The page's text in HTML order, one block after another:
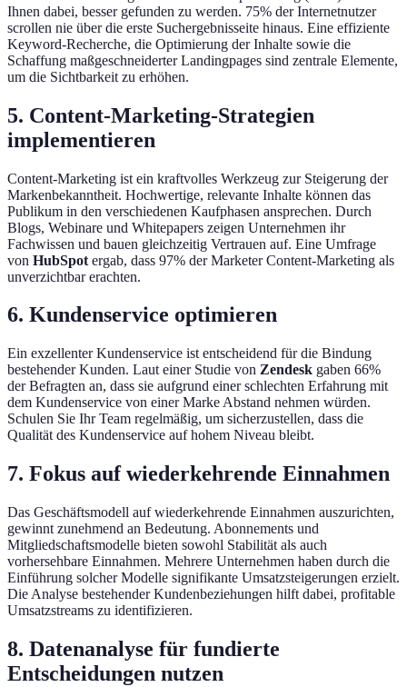
Ihnen dabei, besser gefunden zu werden. 75% der Internetnutzer
scrollen nie über die erste Suchergebnisseite hinaus. Eine effiziente
Keyword-Recherche, die Optimierung der Inhalte sowie die
Schaffung maßgeschneiderter Landingpages sind zentrale Elemente,
um die Sichtbarkeit zu erhöhen.
5. Content-Marketing-Strategien
implementieren
Content-Marketing ist ein kraftvolles Werkzeug zur Steigerung der
Markenbekanntheit. Hochwertige, relevante Inhalte können das
Publikum in den verschiedenen Kaufphasen ansprechen. Durch
Blogs, Webinare und Whitepapers zeigen Unternehmen ihr
Fachwissen und bauen gleichzeitig Vertrauen auf. Eine Umfrage
von HubSpot ergab, dass 97% der Marketer Content-Marketing als
unverzichtbar erachten.
6. Kundenservice optimieren
Ein exzellenter Kundenservice ist entscheidend für die Bindung
bestehender Kunden. Laut einer Studie von Zendesk gaben 66%
der Befragten an, dass sie aufgrund einer schlechten Erfahrung mit
dem Kundenservice von einer Marke Abstand nehmen würden.
Schulen Sie Ihr Team regelmäßig, um sicherzustellen, dass die
Qualität des Kundenservice auf hohem Niveau bleibt.
7. Fokus auf wiederkehrende Einnahmen
Das Geschäftsmodell auf wiederkehrende Einnahmen auszurichten,
gewinnt zunehmend an Bedeutung. Abonnements und
Mitgliedschaftsmodelle bieten sowohl Stabilität als auch
vorhersehbare Einnahmen. Mehrere Unternehmen haben durch die
Einführung solcher Modelle signifikante Umsatzsteigerungen erzielt.
Die Analyse bestehender Kundenbeziehungen hilft dabei, profitable
Umsatzstreams zu identifizieren.
8. Datenanalyse für fundierte
Entscheidungen nutzen